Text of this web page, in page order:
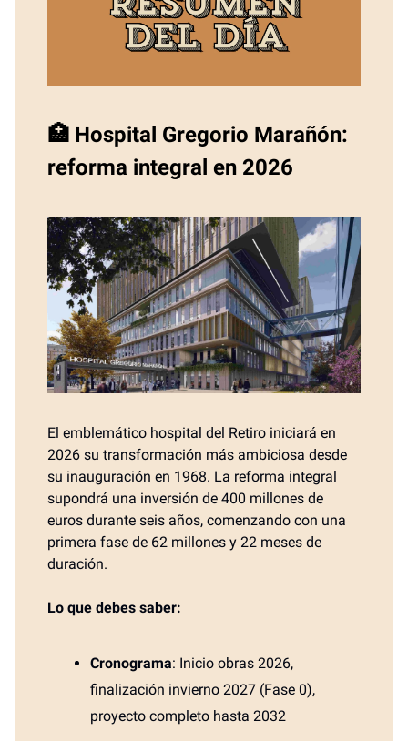
🏥 Hospital Gregorio Marañón:
reforma integral en 2026
El emblemático hospital del Retiro iniciará en
2026 su transformación más ambiciosa desde
su inauguración en 1968. La reforma integral
supondrá una inversión de 400 millones de
euros durante seis años, comenzando con una
primera fase de 62 millones y 22 meses de
duración.
Lo que debes saber:
Cronograma: Inicio obras 2026,
finalización invierno 2027 (Fase 0),
proyecto completo hasta 2032